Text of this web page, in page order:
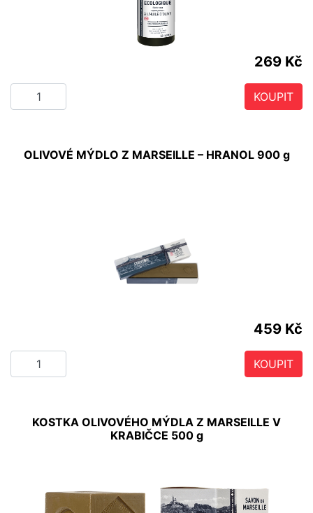
269 Kč
KOUPIT
OLIVOVÉ MÝDLO Z MARSEILLE – HRANOL 900 g
459 Kč
KOUPIT
KOSTKA OLIVOVÉHO MÝDLA Z MARSEILLE V
KRABIČCE 500 g